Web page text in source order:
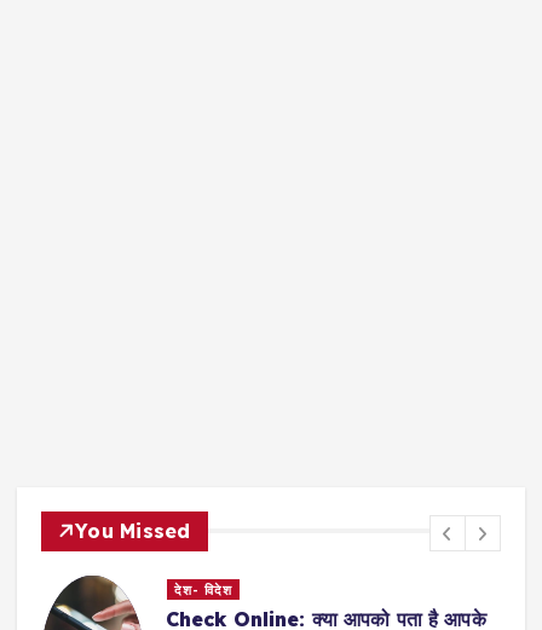
You Missed
क्या आपको पता है आपके
मथुरा में बढ़ी चाैकसी-: